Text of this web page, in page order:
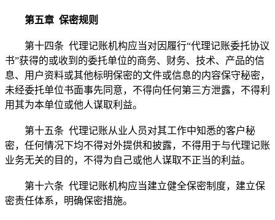
第五章 保密规则
第十四条 代理记账机构应当对因履行“代理记账委托协议
书”获得的或收到的委托单位的商务、财务、技术、产品的信
息、用户资料或其他标明保密的文件或信息的内容保守秘密，
未经委托单位书面事先同意，不得向任何第三方泄露，不得利
用其为本单位或他人谋取利益。
第十五条 代理记账从业人员对其工作中知悉的客户秘
密，任何情况下均不得对外提供和披露，不得用于与代理记账
业务无关的目的，不得为自己或他人谋取不正当的利益。
第十六条 代理记账机构应当建立健全保密制度，建立保
密责任体系，明确保密措施。